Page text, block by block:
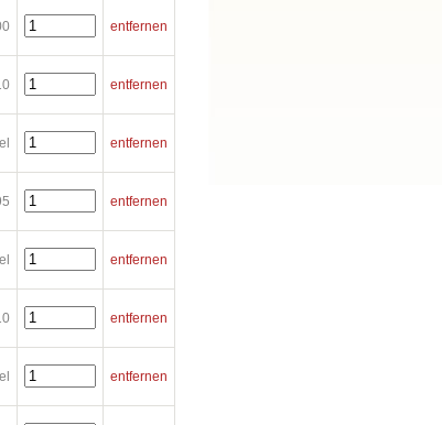
entfernen
entfernen
entfernen
entfernen
entfernen
entfernen
entfernen